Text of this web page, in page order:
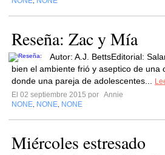
Reseña: Zac y Mía
Autor: A.J. BettsEditorial:
bien el ambiente frió y aseptico de una
donde una pareja de adolescentes...
El 02 septiembre 2015 por Annie
NONE NONE NONE
Miércoles estresado